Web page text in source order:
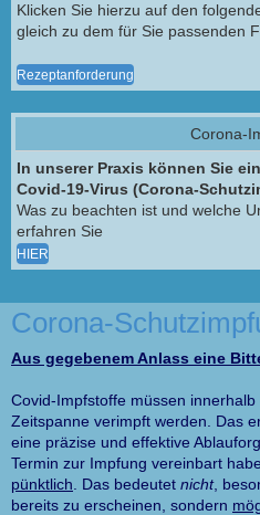
Klicken Sie hierzu auf den
gleich zu dem für Sie passenden
Rezeptanforderung
Corona-
In unserer Praxis können Sie
Covid-19-Virus (Corona-
Was zu beachten ist und welche
erfahren Sie
HIER
Corona-
Aus gegebenem Anlass eine
Covid-Impfstoffe müssen
Zeitspanne verimpft werden. Das
eine präzise und effektive
Termin zur Impfung vereinbart
pünktlich . Das bedeutet nicht,
bereits zu erscheinen, sondern